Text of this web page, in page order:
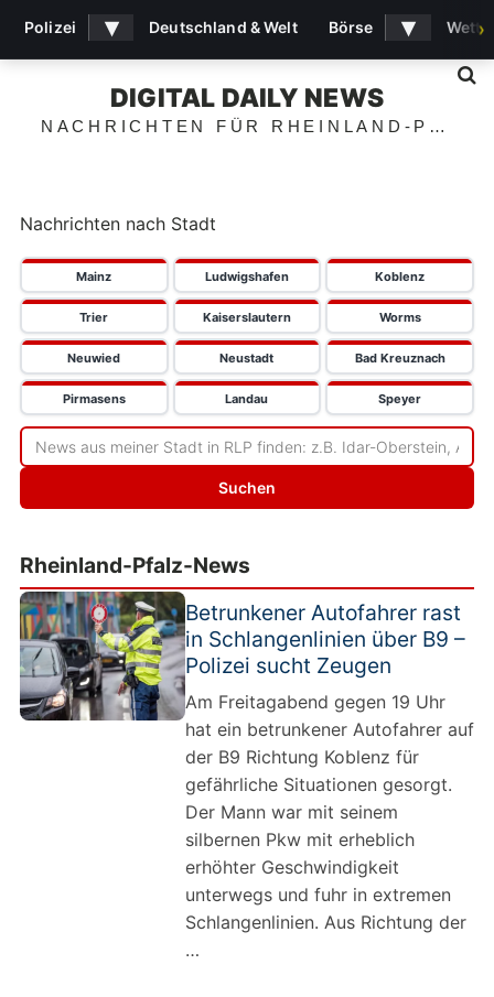
DIGITAL DAILY NEWS
NACHRICHTEN FÜR RHEINLAND-PFALZ
Nachrichten nach Stadt
Mainz Ludwigshafen Koblenz
Trier Kaiserslautern Worms
Neuwied Neustadt Bad Kreuznach
Pirmasens Landau Speyer
Suchen
Rheinland-Pfalz-News
Betrunkener Autofahrer rast
in Schlangenlinien über B9 –
Polizei sucht Zeugen
Am Freitagabend gegen 19 Uhr
hat ein betrunkener Autofahrer auf
der B9 Richtung Koblenz für
gefährliche Situationen gesorgt.
Der Mann war mit seinem
silbernen Pkw mit erheblich
erhöhter Geschwindigkeit
unterwegs und fuhr in extremen
Schlangenlinien. Aus Richtung der
…
Polizei ▾ Deutschland & Welt Börse ▾ ›